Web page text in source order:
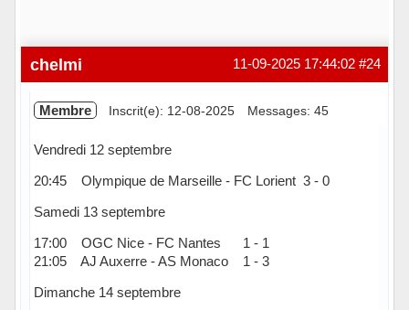
#24
11-09-2025 17:44:02
chelmi
Membre Inscrit(e): 12-08-2025 Messages: 45
Vendredi 12 septembre
20:45 Olympique de Marseille - FC Lorient 3 - 0
Samedi 13 septembre
17:00 OGC Nice - FC Nantes 1 - 1
21:05 AJ Auxerre - AS Monaco 1 - 3
Dimanche 14 septembre